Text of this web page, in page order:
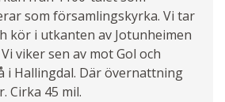
som församlingskyrka. Vi tar
kör i utkanten av Jotunheimen
viker sen av mot Gol och
i Hallingdal. Där övernattning
Cirka 45 mil.